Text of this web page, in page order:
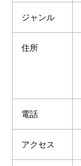
ジャンル
住所
電話
アクセス